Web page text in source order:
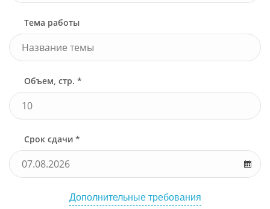
Тема работы
Объем, стр. *
Срок сдачи *
Дополнительные требования